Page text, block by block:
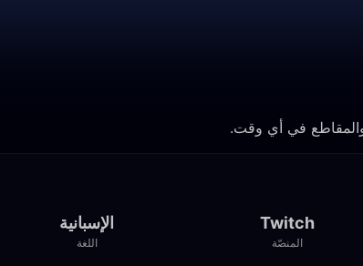
Twitch
المنصّة
الإسبانية
اللغة